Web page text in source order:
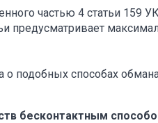
частью 4 статьи 159
предусматривает
подобных способах
бесконтактным